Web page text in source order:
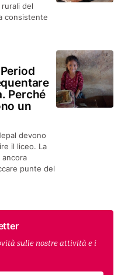
del
consistente
Perché
un
devono
il liceo. La
punte del
sulle nostre attività e i